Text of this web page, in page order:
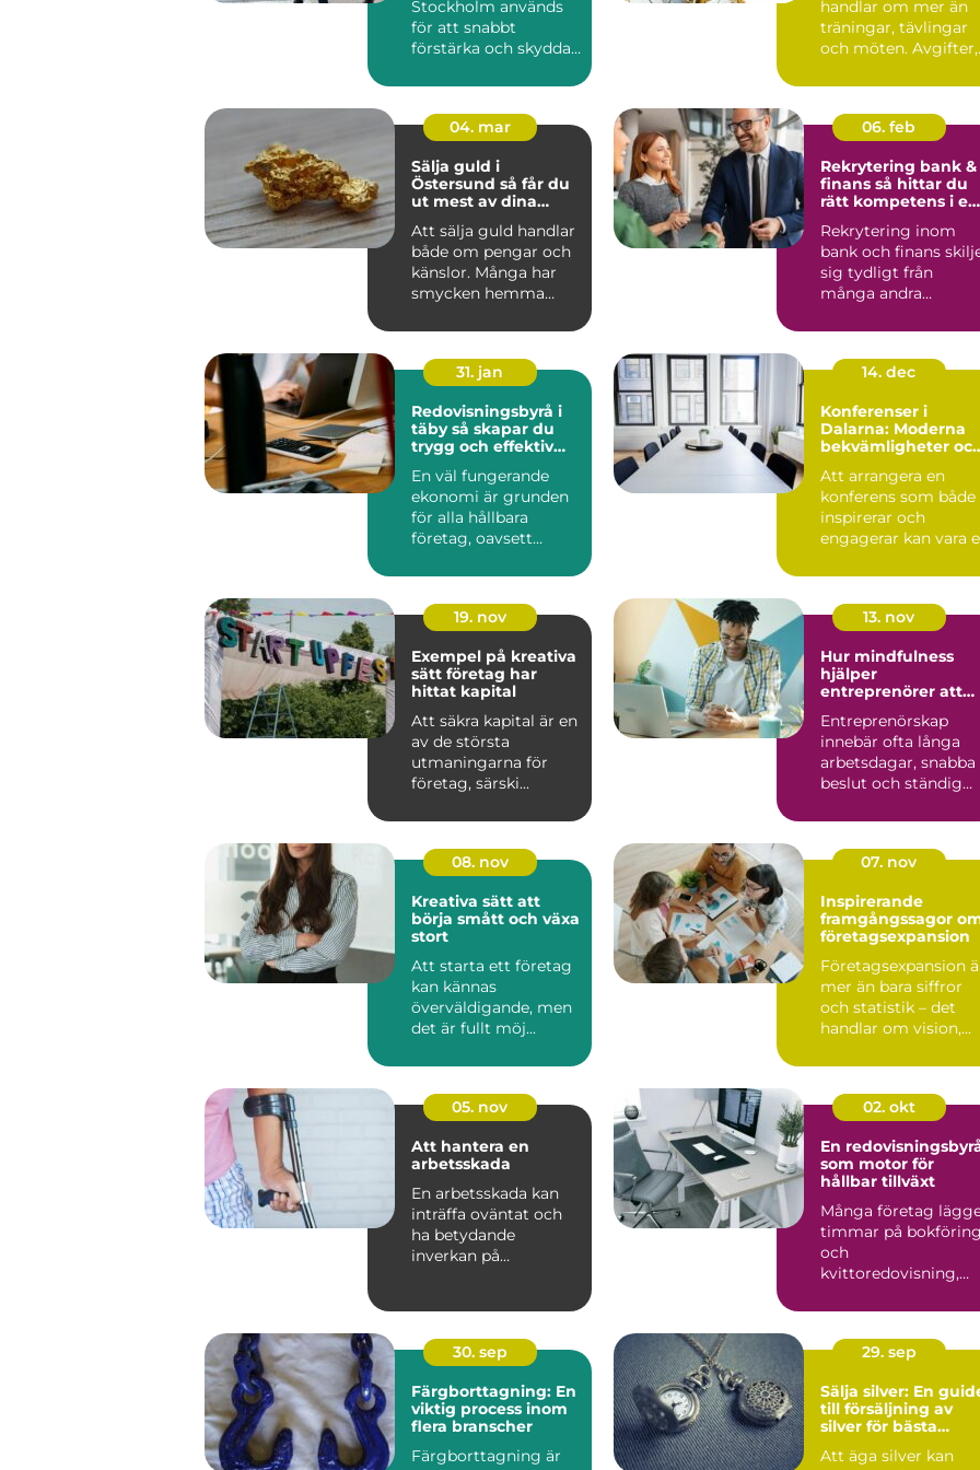
Stockholm används
för att snabbt
förstärka och skydda
handlar om mer än
träningar, tävlingar
och möten. Avgifter,
04. mar
Sälja guld i
Östersund så får du
ut mest av dina
Att sälja guld handlar
både om pengar och
känslor. Många har
smycken hemma
med mi...
06. feb
Rekrytering bank &
finans så hittar du
rätt kompetens i en
Rekrytering inom
bank och finans
sig tydligt från
många andra
regelefte...
31. jan
Redovisningsbyrå i
täby så skapar du
trygg och effektiv
En väl fungerande
ekonomi är grunden
för alla hållbara
företag, oavsett
och medel...
14. dec
Konferenser i
Dalarna: Moderna
bekvämligheter
Att arrangera en
konferens som både
inspirerar och
engagerar kan vara
D...
19. nov
Exempel på kreativa
sätt företag har
hittat kapital
Att säkra kapital är en
av de största
utmaningarna för
företag, särski...
13. nov
Hur mindfulness
hjälper
entreprenörer att
Entreprenörskap
innebär ofta långa
arbetsdagar, snabba
beslut och ständig
08. nov
Kreativa sätt att
börja smått och växa
stort
Att starta ett företag
kan kännas
överväldigande, men
det är fullt möj...
07. nov
Inspirerande
framgångssagor
företagsexpansion
Företagsexpansion
mer än bara siffror
och statistik – det
handlar om vision,...
05. nov
Att hantera en
arbetsskada
En arbetsskada kan
inträffa oväntat och
ha betydande
inverkan på
02. okt
En
som motor för
hållbar tillväxt
Många företag
timmar på bokföring
och
kvittoredovisning,
30. sep
Färgborttagning: En
viktig process inom
flera branscher
Färgborttagning är
29. sep
Sälja silver: En
till försäljning av
silver för bästa
Att äga silver kan